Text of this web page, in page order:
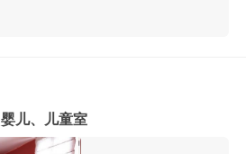
婴儿、儿童室